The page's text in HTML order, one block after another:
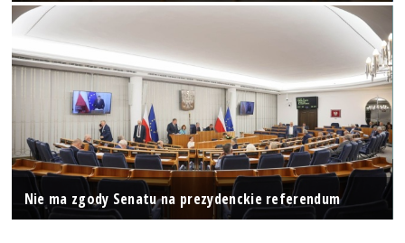
Nie ma zgody Senatu na prezydenckie referendum